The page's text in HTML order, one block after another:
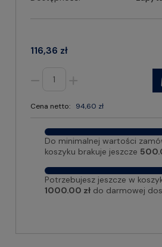
116,36 zł
Cena netto: 94,60 zł
Do minimalnej wartości
koszyku brakuje jeszcze
Potrzebujesz jeszcze w
1000.00 zł do darmowej